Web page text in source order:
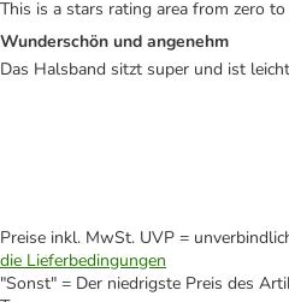
This is a stars rating area from zero
Wunderschön und angenehm
Das Halsband sitzt super und ist
Preise inkl. MwSt. UVP =
die Lieferbedingungen
"Sonst" = Der niedrigste Preis des